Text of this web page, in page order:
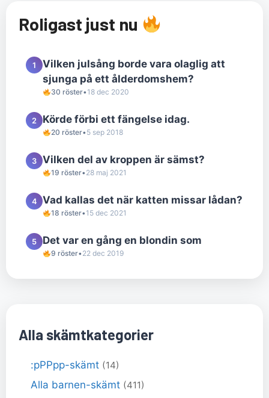
Roligast just nu
1
Vilken julsång borde vara olaglig att
sjunga på ett ålderdomshem?
30 röster•18 dec 2020
2 Körde förbi ett fängelse idag.
20 röster•5 sep 2018
3 Vilken del av kroppen är sämst?
19 röster•28 maj 2021
4 Vad kallas det när katten missar lådan?
18 röster•15 dec 2021
5 Det var en gång en blondin som
9 röster•22 dec 2019
Alla skämtkategorier
:pPPpp-skämt (14)
Alla barnen-skämt (411)